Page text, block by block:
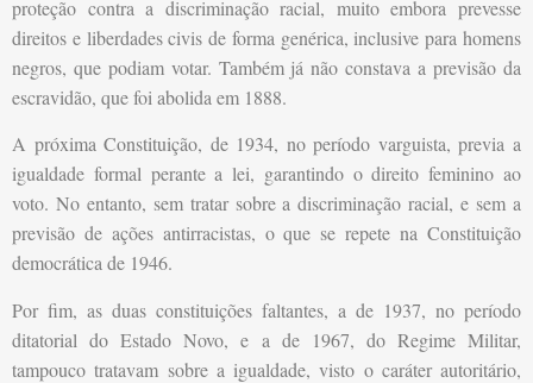
proteção contra a discriminação racial, muito embora prevesse
direitos e liberdades civis de forma genérica, inclusive para homens
negros, que podiam votar. Também já não constava a previsão da
escravidão, que foi abolida em 1888.
A próxima Constituição, de 1934, no período varguista, previa a
igualdade formal perante a lei, garantindo o direito feminino ao
voto. No entanto, sem tratar sobre a discriminação racial, e sem a
previsão de ações antirracistas, o que se repete na Constituição
democrática de 1946.
Por fim, as duas constituições faltantes, a de 1937, no período
ditatorial do Estado Novo, e a de 1967, do Regime Militar,
tampouco tratavam sobre a igualdade, visto o caráter autoritário,